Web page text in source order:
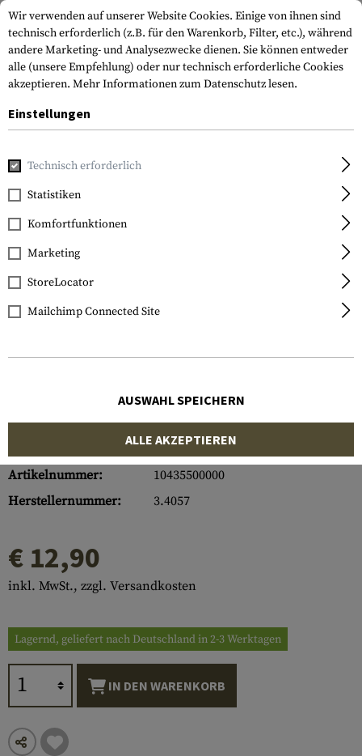
Home Ausrüstung
Walther
Pro Secur Trigger Lock
Artikelnummer:
10435500000
Herstellernummer:
3.4057
€ 12,90
inkl. MwSt., zzgl. Versandkosten
Lagernd, geliefert nach Deutschland in 2-3 Werktagen
IN DEN WARENKORB
Wir verwenden auf unserer Website Cookies. Einige von ihnen sind
technisch erforderlich (z.B. für den Warenkorb, Filter, etc.), während
andere Marketing- und Analysezwecke dienen. Sie können entweder
alle (unsere Empfehlung) oder nur technisch erforderliche Cookies
akzeptieren. Mehr Informationen zum Datenschutz lesen.
Einstellungen
Technisch erforderlich
Statistiken
Komfortfunktionen
Marketing
StoreLocator
Mailchimp Connected Site
AUSWAHL SPEICHERN
ALLE AKZEPTIEREN